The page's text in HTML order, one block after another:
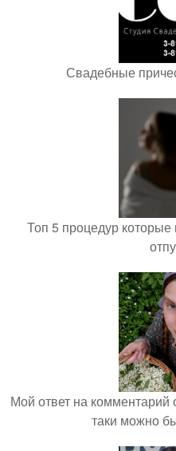
Свадебные
Топ 5 процедур которые
Мой ответ на комментарий
таки можно